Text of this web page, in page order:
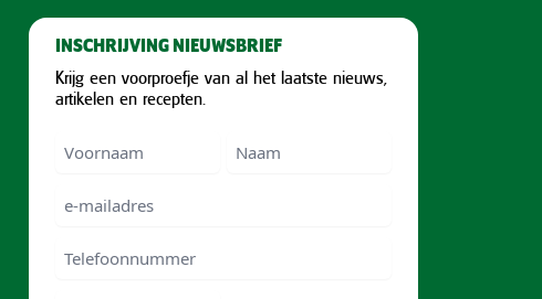
INSCHRIJVING NIEUWSBRIEF
Krijg een voorproefje van al het laatste nieuws,
artikelen en recepten.
Voornaam
Telefoonnummer